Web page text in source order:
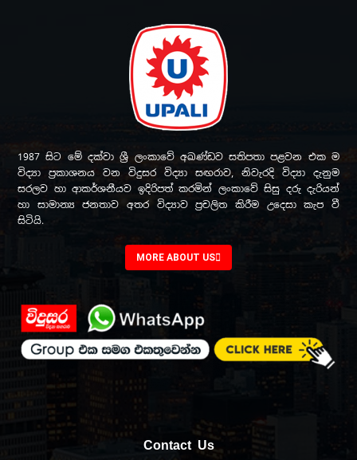
1987 සිට මේ දක්වා ශ්‍රී ලංකාවේ අඛණ්ඩව සතිපතා පළවන එක ම
විද්‍යා ප්‍රකාශනය වන විදුසර විද්‍යා සඟරාව, නිවැරදි විද්‍යා දැනුම
සරලව හා ආකර්ශනීයව ඉදිරිපත් කරමින් ලංකාවේ සිසු දරු දැරියන්
හා සාමාන්‍ය ජනතාව අතර විද්‍යාව ප්‍රචලිත කිරීම උදෙසා කැප වී
සිටියි.
MORE ABOUT US
Contact Us